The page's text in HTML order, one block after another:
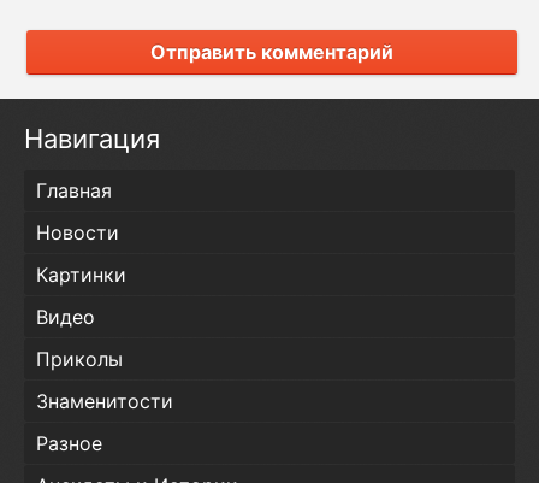
Отправить комментарий
Навигация
Главная
Новости
Картинки
Видео
Приколы
Знаменитости
Разное